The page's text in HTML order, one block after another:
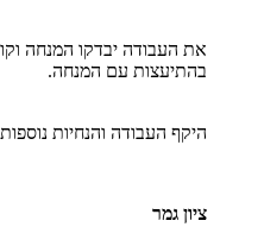
את העבודה יבדקו המנחה
בהתיעצות עם המנחה.
היקף העבודה והנחיות
ציון גמר